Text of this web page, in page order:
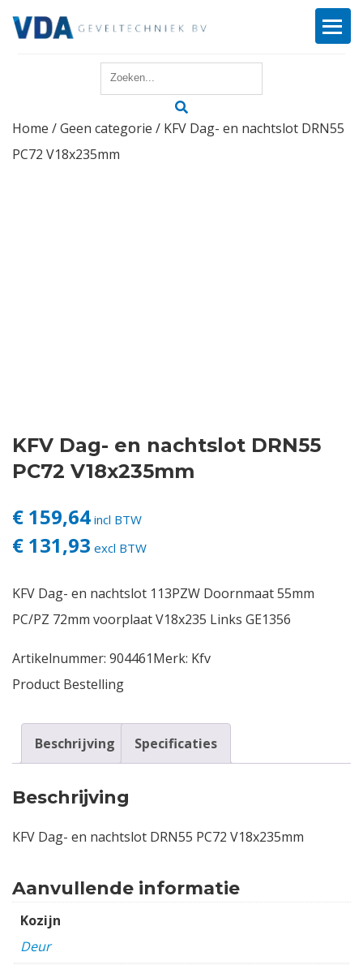
Reparatie
Login
Home /Geen categorie / KFV Dag- en nachtslot DRN55
PC72 V18x235mm
KFV Dag- en nachtslot DRN55
PC72 V18x235mm
€ 159,64 incl BTW
€ 131,93 excl BTW
KFV Dag- en nachtslot 113PZW Doornmaat 55mm
PC/PZ 72mm voorplaat V18x235 Links GE1356
Artikelnummer: 904461Merk: Kfv
Product Bestelling
Beschrijving Specificaties
Beschrijving
KFV Dag- en nachtslot DRN55 PC72 V18x235mm
Aanvullende informatie
Kozijn
Deur